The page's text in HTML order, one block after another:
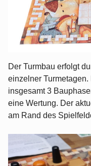
Der Turmbau erfolgt
einzelner
insgesamt 3
eine Wertung. Der
am Rand des